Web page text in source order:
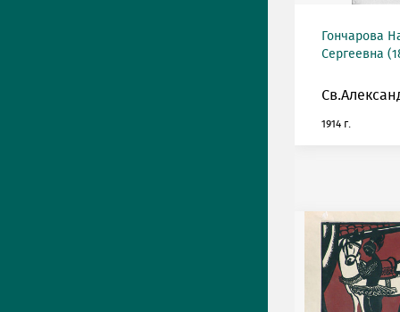
Гончарова
Сергеевна
1914 г.